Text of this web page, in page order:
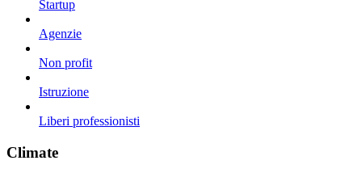
Startup
Agenzie
Non profit
Istruzione
Liberi professionisti
Climate